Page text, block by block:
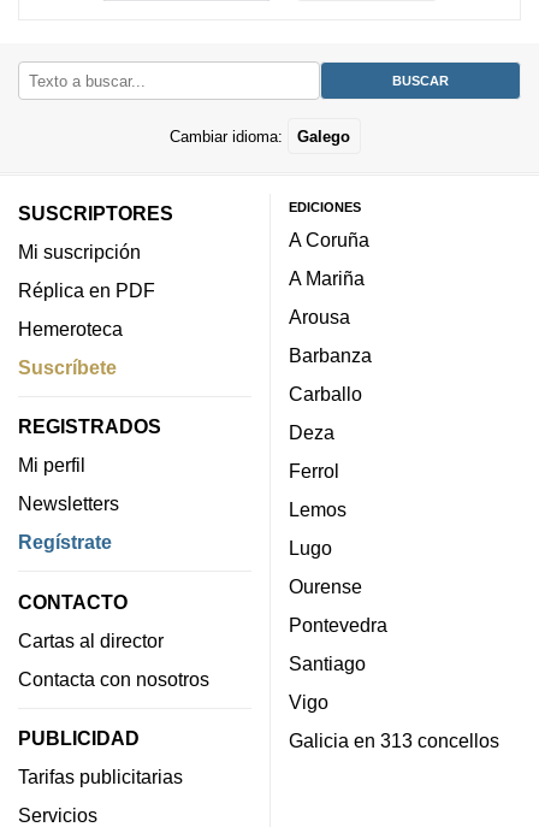
Cambiar idioma: Galego
SUSCRIPTORES
Mi suscripción
Réplica en PDF
Hemeroteca
Suscríbete
REGISTRADOS
Mi perfil
Newsletters
Regístrate
CONTACTO
Cartas al director
Contacta con nosotros
PUBLICIDAD
Tarifas publicitarias
Servicios
EDICIONES
A Coruña
A Mariña
Arousa
Barbanza
Carballo
Deza
Ferrol
Lemos
Lugo
Ourense
Pontevedra
Santiago
Vigo
Galicia en 313 concellos